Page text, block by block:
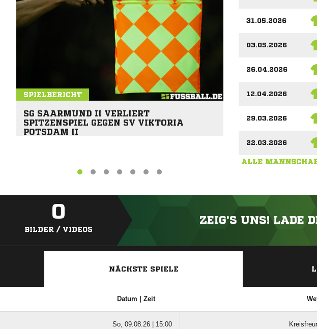
SPIELBERICHT
SG SAARMUND II VERLIERT
SPITZENSPIEL GEGEN SV VIKTORIA
POTSDAM II
31.05.2026
03.05.2026
26.04.2026
12.04.2026
29.03.2026
22.03.2026
ALLE
0
BILDER / VIDEOS
ZEIG'S UNS! LADE
NÄCHSTE SPIELE
Datum | Zeit
So, 09.08.26 | 15:00